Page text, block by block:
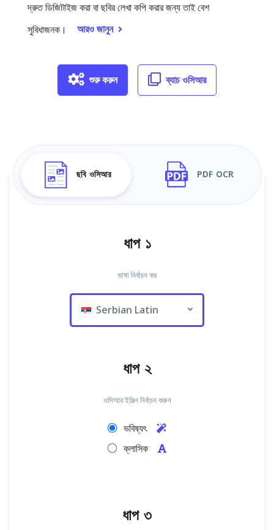
দ্রুত ডিজিটাইজ করা বা ছবির লেখা কপি করার জন্য তাই বেশ
সুবিধাজনক।
আরও জানুন
শুরু করুন ব্যাচ ওসিআর
ছবি ওসিআর PDF OCR
ধাপ ১
ভাষা নির্বাচন কর
Serbian Latin
ধাপ ২
ওসিআর ইঞ্জিন নির্বাচন করুন
ভবিষ্যৎ
ক্লাসিক
ধাপ ৩